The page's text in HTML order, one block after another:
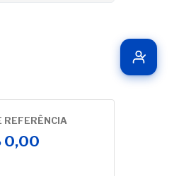
REFERÊNCIA
0,00